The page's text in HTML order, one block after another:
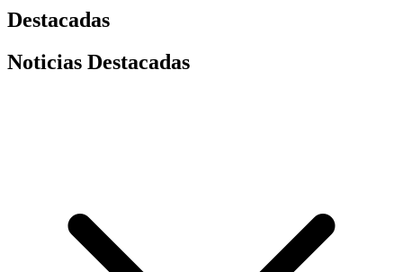
Destacadas
Noticias Destacadas